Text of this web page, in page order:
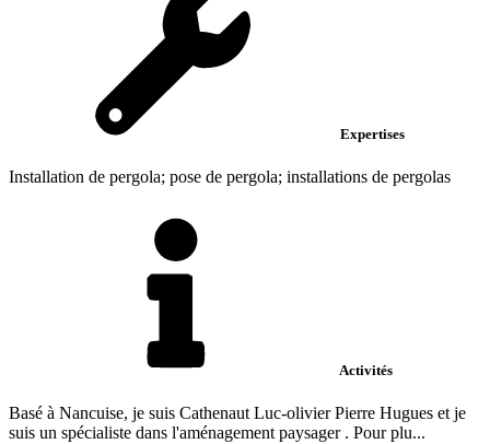
Expertises
Installation de pergola; pose de pergola; installations de pergolas
Activités
Basé à Nancuise, je suis Cathenaut Luc-olivier Pierre Hugues et je
suis un spécialiste dans l'aménagement paysager . Pour plu...